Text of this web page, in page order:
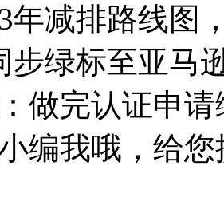
年减排路线图
步绿标至亚马
做完认证申
编我哦，给